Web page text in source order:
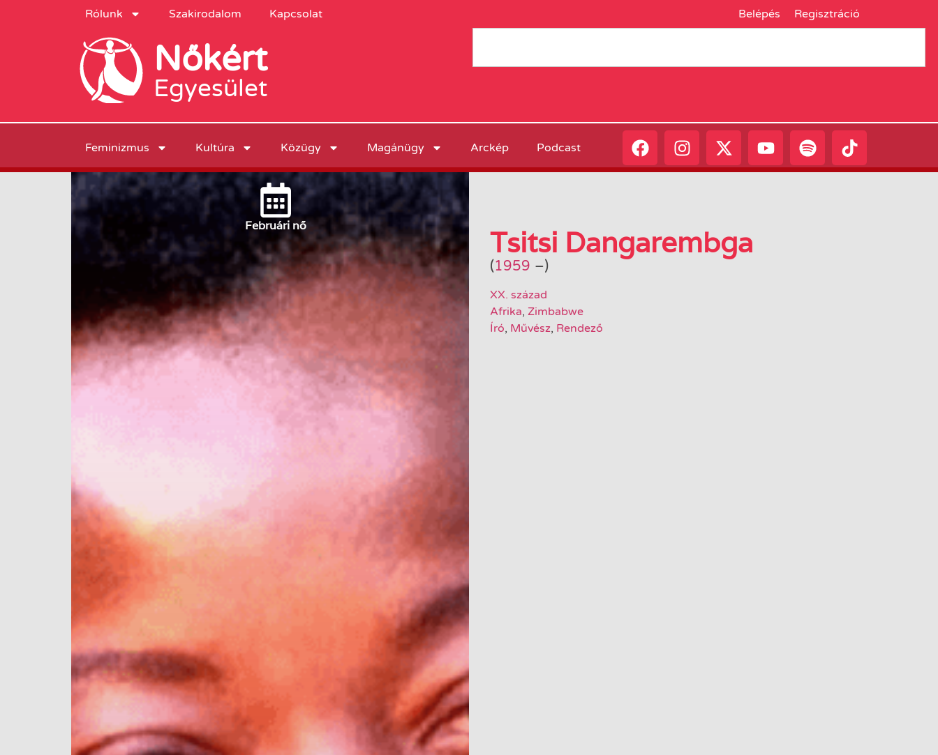
Rólunk Szakirodalom Kapcsolat Belépés Regisztráció
Nőkért
Egyesület
Feminizmus Kultúra Közügy Magánügy Arckép Podcast
Februári nő Tsitsi Dangarembga
(1959 –)
XX. század
Afrika, Zimbabwe
Író, Művész, Rendező